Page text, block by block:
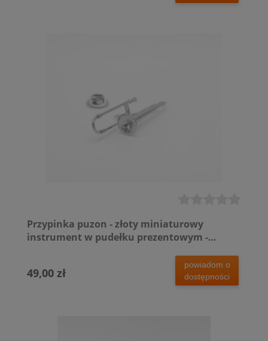
Przypinka puzon - złoty miniaturowy
instrument w pudełku prezentowym -
49,00 zł
powiadom o
dostępności